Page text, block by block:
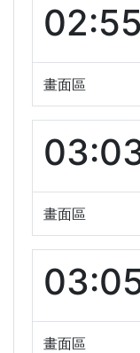
畫面區
畫面區
畫面區